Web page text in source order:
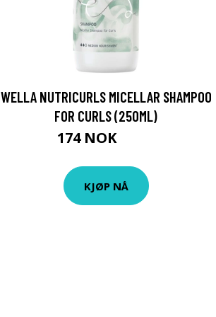
WELLA NUTRICURLS MICELLAR SHAMPOO
FOR CURLS (250ML)
174 NOK
KJØP NÅ